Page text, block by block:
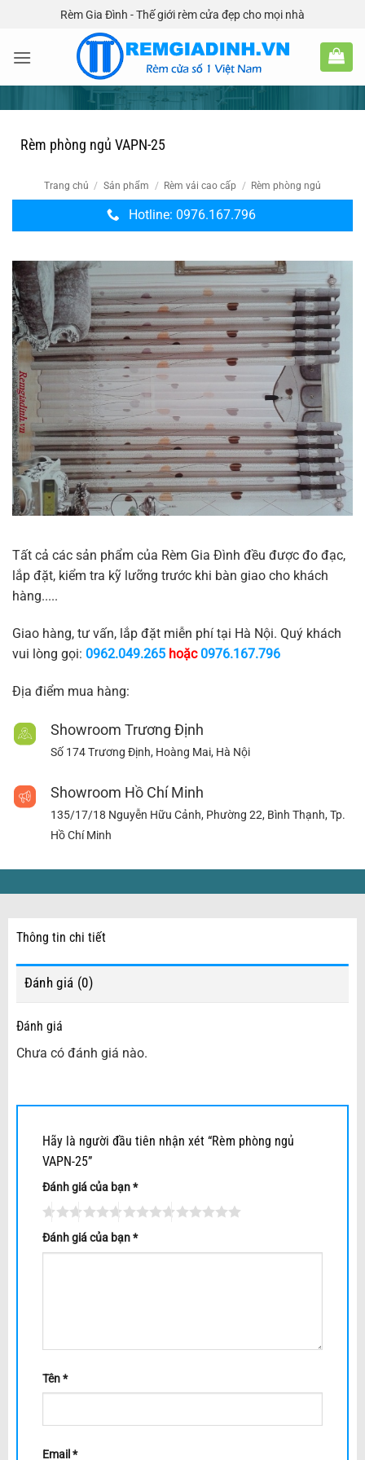
nội
Rèm Gia Đình - Thế giới rèm cửa đẹp cho mọi nhà
Rèm phòng ngủ VAPN-25
Trang chủ / Sản phẩm / Rèm vải cao cấp / Rèm phòng ngủ
Hotline: 0976.167.796
Tất cả các sản phẩm của Rèm Gia Đình đều được đo đạc,
lắp đặt, kiểm tra kỹ lưỡng trước khi bàn giao cho khách
hàng.....
Giao hàng, tư vấn, lắp đặt miễn phí tại Hà Nội. Quý khách
vui lòng gọi: 0962.049.265 hoặc0976.167.796
Địa điểm mua hàng:
Showroom Trương Định
Số 174 Trương Định, Hoàng Mai, Hà Nội
Showroom Hồ Chí Minh
135/17/18 Nguyễn Hữu Cảnh, Phường 22, Bình Thạnh, Tp.
Hồ Chí Minh
Thông tin chi tiết
Đánh giá (0)
Đánh giá
Chưa có đánh giá nào.
Hãy là người đầu tiên nhận xét “Rèm phòng ngủ
VAPN-25”
Đánh giá của bạn*
Đánh giá của bạn*
Tên*
Email *